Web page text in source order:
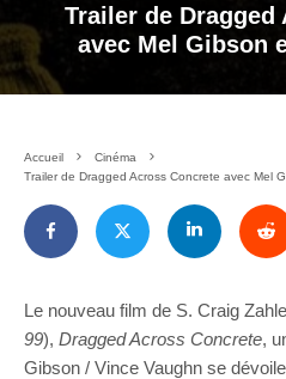
Trailer de Dragged
avec Mel Gibson
Accueil
Cinéma
Trailer de Dragged Across Concrete avec Mel
Le nouveau film de S. Craig
99), Dragged Across Concrete,
Gibson / Vince Vaughn se